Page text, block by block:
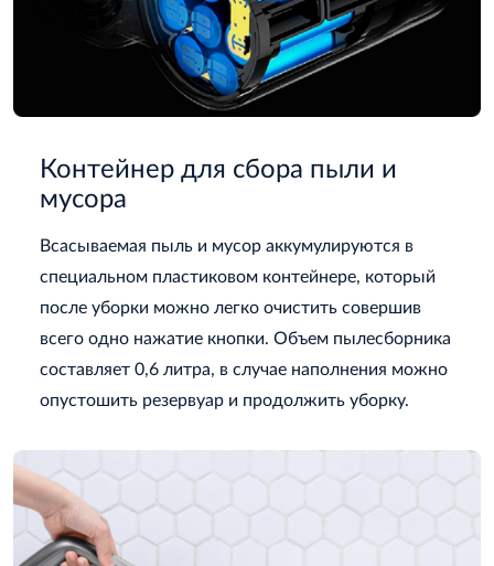
Контейнер для сбора пыли и
мусора
Всасываемая пыль и мусор аккумулируются в
специальном пластиковом контейнере, который
после уборки можно легко очистить совершив
всего одно нажатие кнопки. Объем пылесборника
составляет 0,6 литра, в случае наполнения можно
опустошить резервуар и продолжить уборку.